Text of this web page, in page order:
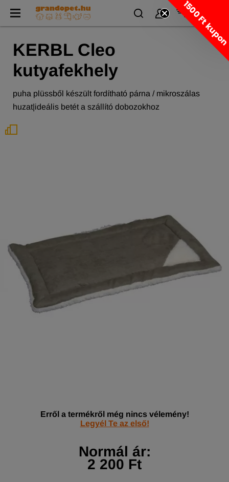
KERBL Cleo
kutyafekhely
puha plüssből készült fordítható párna / mikroszálas
huzat|ideális betét a szállító dobozokhoz
Erről a termékről még nincs vélemény!
Legyél Te az első!
Normál ár:
2 200 Ft
1500 Ft